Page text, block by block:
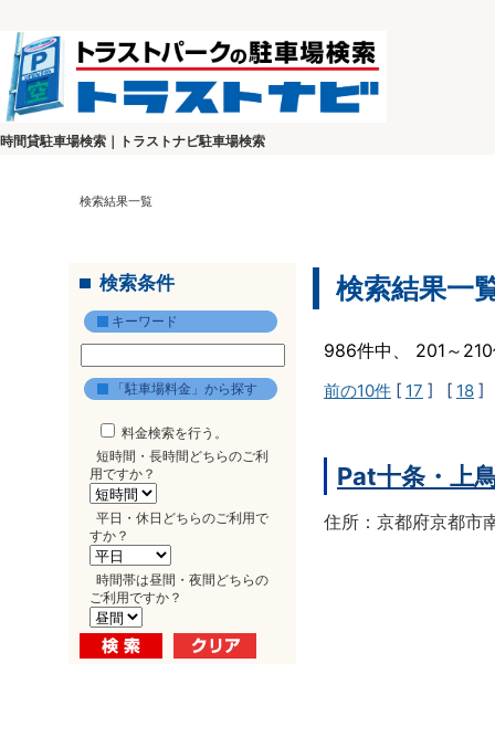
時間貸駐車場検索｜トラストナビ駐車場検索
検索結果一覧
検索条件
キーワード
「駐車場料金」から探す
料金検索を行う。
短時間・長時間どちらのご利
用ですか？
平日・休日どちらのご利用で
すか？
時間帯は昼間・夜間どちらの
ご利用ですか？
検索結果一
986件中、 201～
前の10件 [ 17 ] [ 18 ]
Pat十条・上
住所：京都府京都市